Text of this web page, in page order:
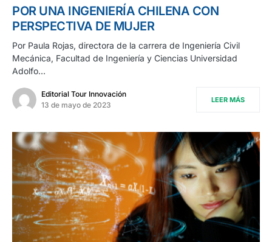
POR UNA INGENIERÍA CHILENA CON
PERSPECTIVA DE MUJER
Por Paula Rojas, directora de la carrera de Ingeniería Civil
Mecánica, Facultad de Ingeniería y Ciencias Universidad
Adolfo…
Editorial Tour Innovación
13 de mayo de 2023
LEER MÁS